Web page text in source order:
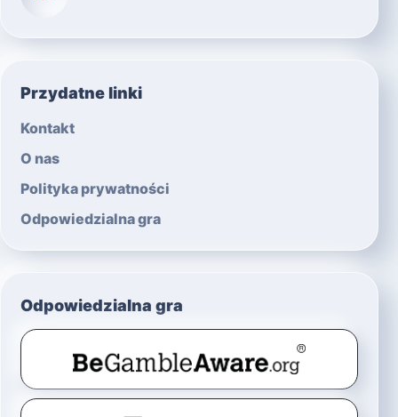
Przydatne linki
Kontakt
O nas
Polityka prywatności
Odpowiedzialna gra
Odpowiedzialna gra